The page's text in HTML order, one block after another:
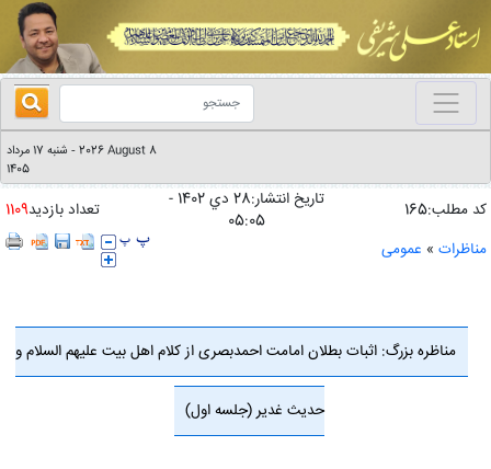
2026 August 8
-
شنبه 17 مرداد
1405
کد مطلب:165
تاریخ انتشار:28 دي 1402 -
05:05
تعداد بازدید1109
مناظرات » عمومی
مناظره بزرگ: اثبات بطلان امامت احمدبصری از کلام اهل بیت علیهم السلام و
حدیث غدیر (جلسه اول)